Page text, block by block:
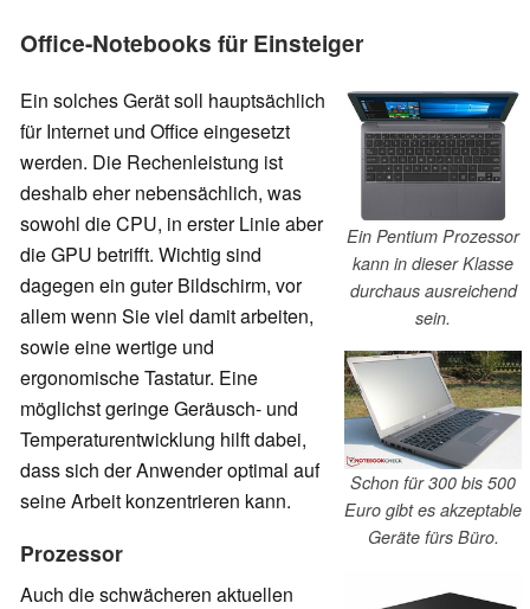
Office-Notebooks für Einsteiger
Ein Pentium Prozessor
kann in dieser Klasse
durchaus ausreichend
sein.
Schon für 300 bis 500
Euro gibt es akzeptable
Geräte fürs Büro.
Ein solches Gerät soll hauptsächlich
für Internet und Office eingesetzt
werden. Die Rechenleistung ist
deshalb eher nebensächlich, was
sowohl die CPU, in erster Linie aber
die GPU betrifft. Wichtig sind
dagegen ein guter Bildschirm, vor
allem wenn Sie viel damit arbeiten,
sowie eine wertige und
ergonomische Tastatur. Eine
möglichst geringe Geräusch- und
Temperaturentwicklung hilft dabei,
dass sich der Anwender optimal auf
seine Arbeit konzentrieren kann.
Prozessor
Auch die schwächeren aktuellen